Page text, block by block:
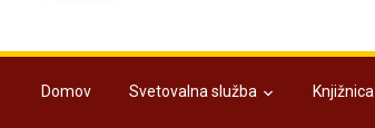
Domov Svetovalna služba Knjižnica